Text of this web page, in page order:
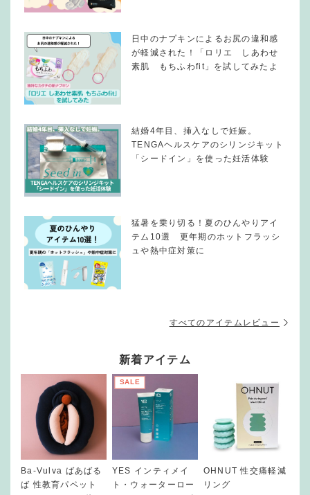
日中のナプキンによるお尻の違和感
が軽減された！「ロリエ しあわせ
素肌 もちふわfit」を試してみたよ
結婚4年目、挿入なしで妊娠。
TENGAヘルスケアのシリンジキット
「シードイン」を使った妊活体験
猛暑を乗り切る！夏のひんやりアイ
テム10選 更年期のホットフラッシ
ュや熱中症対策に
すべてのアイテムレビュー
新着アイテム
Ba-Vulva ばあばる
ば 性教育パペット
SALE
YES インティメイ
ト・ウォーターロー
OHNUT 性交痛軽減
リング